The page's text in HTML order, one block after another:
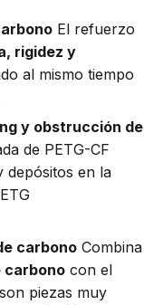
El refuerzo
rigidez y
al mismo tiempo
y obstrucción de
de PETG-CF
depósitos en la
carbono Combina
carbono con el
piezas muy